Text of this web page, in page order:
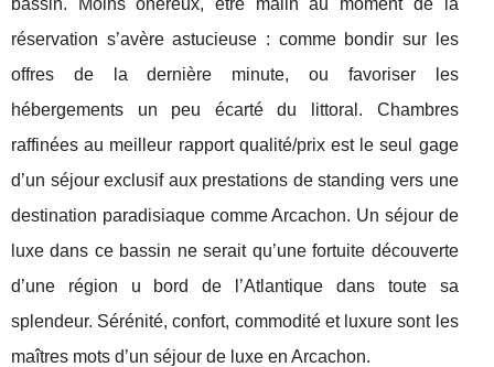
bassin. Moins onéreux, être malin au moment de la
réservation s’avère astucieuse : comme bondir sur les
offres de la dernière minute, ou favoriser les
hébergements un peu écarté du littoral. Chambres
raffinées au meilleur rapport qualité/prix est le seul gage
d’un séjour exclusif aux prestations de standing vers une
destination paradisiaque comme Arcachon. Un séjour de
luxe dans ce bassin ne serait qu’une fortuite découverte
d’une région u bord de l’Atlantique dans toute sa
splendeur. Sérénité, confort, commodité et luxure sont les
maîtres mots d’un séjour de luxe en Arcachon.